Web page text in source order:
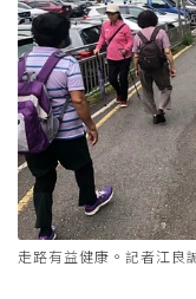
走路有益健康。記者江良